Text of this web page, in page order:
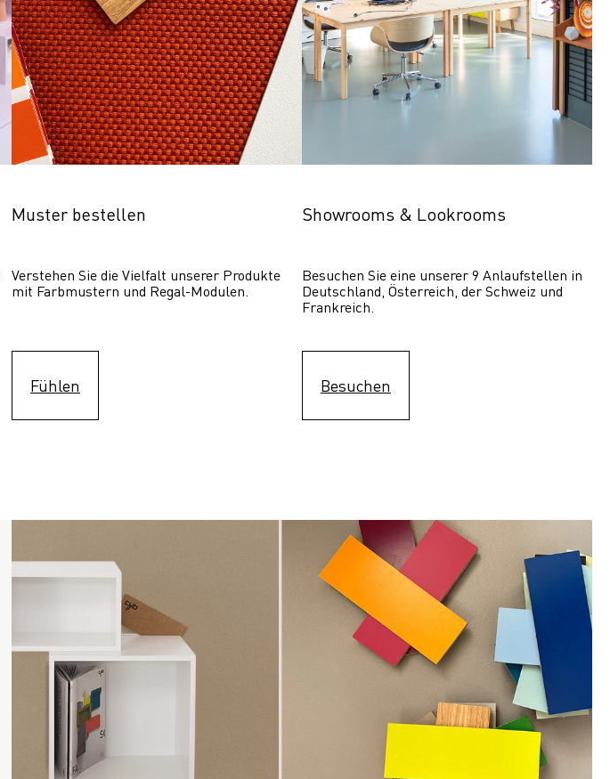
Muster bestellen
Verstehen Sie die Vielfalt unserer Produkte
mit Farbmustern und Regal-Modulen.
Fühlen
Showrooms & Lookrooms
Besuchen Sie eine unserer 9 Anlaufstellen in
Deutschland, Österreich, der Schweiz und
Frankreich.
Besuchen